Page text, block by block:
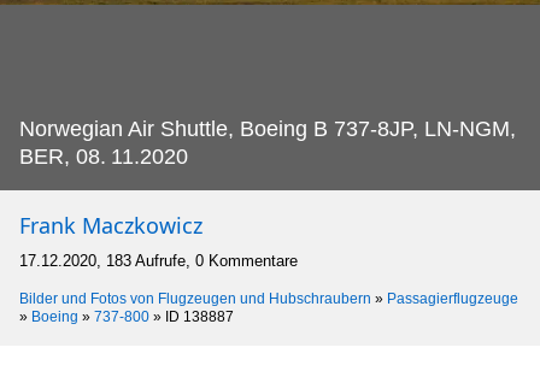
Norwegian Air Shuttle, Boeing B 737-8JP, LN-NGM,
BER, 08. 11.2020
Frank Maczkowicz
17.12.2020, 183 Aufrufe, 0 Kommentare
Bilder und Fotos von Flugzeugen und Hubschraubern » Passagierflugzeuge
» Boeing » 737-800 » ID 138887